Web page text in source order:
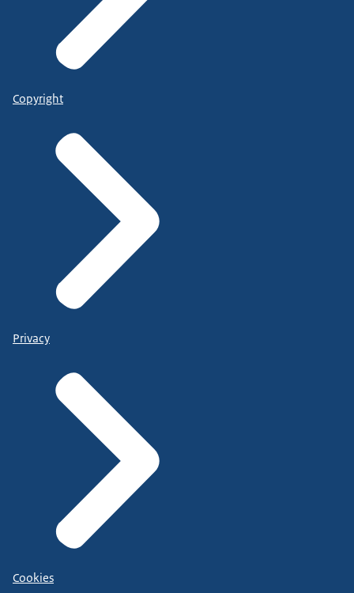
Copyright
Privacy
Cookies